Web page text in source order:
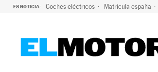
ES NOTICIA: Coches eléctricos Matrícula españa